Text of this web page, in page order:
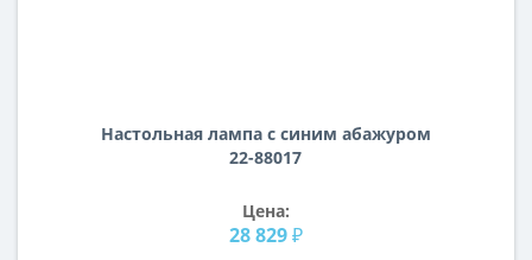
Настольная лампа с синим абажуром
22-88017
Цена:
28 829 ₽